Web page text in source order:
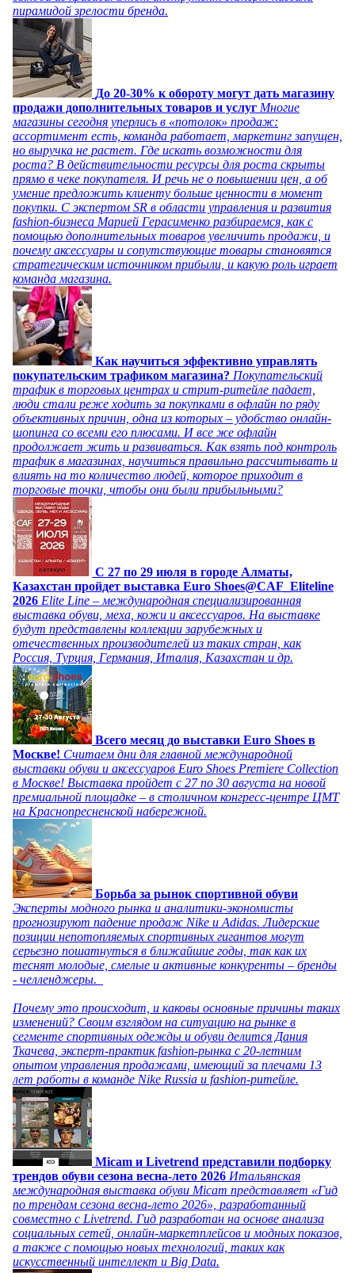
пирамидой зрелости бренда.
До 20-30% к обороту могут дать магазину
продажи дополнительных товаров и услуг Многие
магазины сегодня уперлись в «потолок» продаж:
ассортимент есть, команда работает, маркетинг запущен,
но выручка не растет. Где искать возможности для
роста? В действительности ресурсы для роста скрыты
прямо в чеке покупателя. И речь не о повышении цен, а об
умение предложить клиенту больше ценности в момент
покупки. С экспертом SR в области управления и развития
fashion-бизнеса Марией Герасименко разбираемся, как с
помощью дополнительных товаров увеличить продажи, и
почему аксессуары и сопутствующие товары становятся
стратегическим источником прибыли, и какую роль играет
команда магазина.
Как научиться эффективно управлять
покупательским трафиком магазина? Покупательский
трафик в торговых центрах и стрит-ритейле падает,
люди стали реже ходить за покупками в офлайн по ряду
объективных причин, одна из которых – удобство онлайн-
шопинга со всеми его плюсами. И все же офлайн
продолжает жить и развиваться. Как взять под контроль
трафик в магазинах, научиться правильно рассчитывать и
влиять на то количество людей, которое приходит в
торговые точки, чтобы они были прибыльными?
C 27 по 29 июля в городе Алматы,
Казахстан пройдет выставка Euro Shoes@CAF_Eliteline
2026 Elite Line – международная специализированная
выставка обуви, меха, кожи и аксессуаров. На выставке
будут представлены коллекции зарубежных и
отечественных производителей из таких стран, как
Россия, Турция, Германия, Италия, Казахстан и др.
Всего месяц до выставки Euro Shoes в
Москве! Считаем дни для главной международной
выставки обуви и аксессуаров Euro Shoes Premiere Collection
в Москве! Выставка пройдет с 27 по 30 августа на новой
премиальной площадке – в столичном конгресс-центре ЦМТ
на Краснопресненской набережной.
Борьба за рынок спортивной обуви
Эксперты модного рынка и аналитики-экономисты
прогнозируют падение продаж Nike и Adidas. Лидерские
позиции непотопляемых спортивных гигантов могут
серьезно пошатнуться в ближайшие годы, так как их
теснят молодые, смелые и активные конкуренты – бренды
- челленджеры.
Почему это происходит, и каковы основные причины таких
изменений? Своим взглядом на ситуацию на рынке в
сегменте спортивных одежды и обуви делится Дания
Ткачева, эксперт-практик fashion-рынка с 20-летним
опытом управления продажами, имеющий за плечами 13
лет работы в команде Nike Russia и fashion-ритейле.
Micam и Livetrend представили подборку
трендов обуви сезона весна-лето 2026 Итальянская
международная выставка обуви Micam представляет «Гид
по трендам сезона весна-лето 2026», разработанный
совместно с Livetrend. Гид разработан на основе анализа
социальных сетей, онлайн-маркетплейсов и модных показов,
а также с помощью новых технологий, таких как
искусственный интеллект и Big Data.